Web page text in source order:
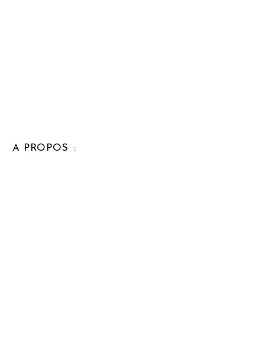
A PROPOS